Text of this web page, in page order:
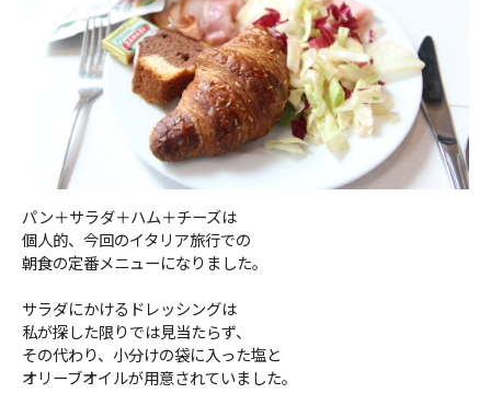
パン＋サラダ＋ハム＋チーズは
個人的、今回のイタリア旅行での
朝食の定番メニューになりました。
サラダにかけるドレッシングは
私が探した限りでは見当たらず、
その代わり、小分けの袋に入った塩と
オリーブオイルが用意されていました。